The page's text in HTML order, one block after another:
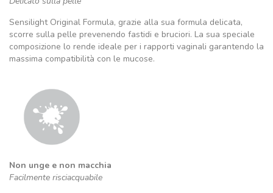
Sensilight Original Formula, grazie alla sua formula delicata,
scorre sulla pelle prevenendo fastidi e bruciori. La sua speciale
composizione lo rende ideale per i rapporti vaginali garantendo la
massima compatibilità con le mucose.
Non unge e non macchia
Facilmente risciacquabile